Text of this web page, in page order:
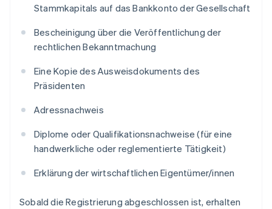
Stammkapitals auf das Bankkonto der Gesellschaft
Bescheinigung über die Veröffentlichung der
rechtlichen Bekanntmachung
Eine Kopie des Ausweisdokuments des
Präsidenten
Adressnachweis
Diplome oder Qualifikationsnachweise (für eine
handwerkliche oder reglementierte Tätigkeit)
Erklärung der wirtschaftlichen Eigentümer/innen
Sobald die Registrierung abgeschlossen ist, erhalten